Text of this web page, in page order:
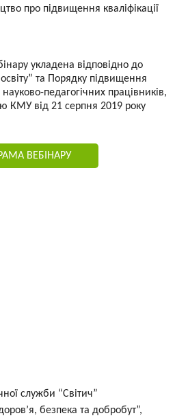
про підвищення кваліфікації
укладена відповідно до
та Порядку підвищення
науково-педагогічних працівників,
КМУ від 21 серпня 2019 року
ВЕБІНАРУ
служби “Світич”
безпека та добробут”,